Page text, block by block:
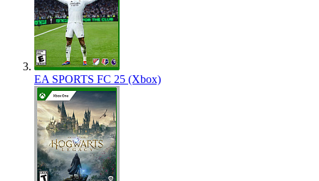
EA SPORTS FC 25 (Xbox)